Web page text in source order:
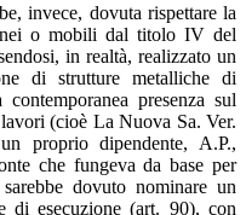
invece, dovuta rispettare la
o mobili dal titolo IV del
in realtà, realizzato un
di strutture metalliche di
presenza sul
(cioè La Nuova Sa. Ver.
proprio dipendente, A.P.,
che fungeva da base per
dovuto nominare un
di esecuzione (art. 90), con